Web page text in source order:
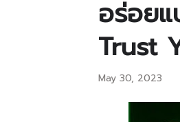
อร่อย
Trust
May 30, 2023